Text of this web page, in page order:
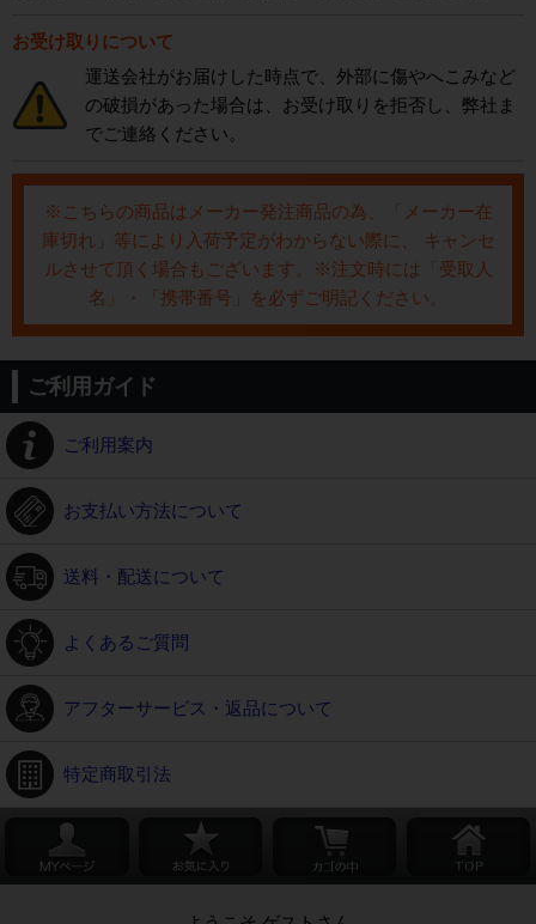
お受け取りについて
運送会社がお届けした時点で、外部に傷やへこみなど
の破損があった場合は、お受け取りを拒否し、弊社ま
でご連絡ください。
※こちらの商品はメーカー発注商品の為、「メーカー在
庫切れ」等により入荷予定がわからない際に、 キャンセ
ルさせて頂く場合もございます。※注文時には「受取人
名」・「携帯番号」を必ずご明記ください。
ご利用ガイド
ご利用案内
お支払い方法について
送料・配送について
よくあるご質問
アフターサービス・返品について
特定商取引法